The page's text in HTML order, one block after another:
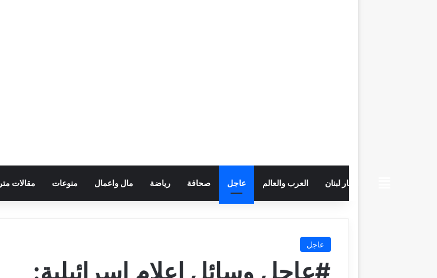
beiruttime
اخبار لبنان العرب والعالم عاجل صحافة رياضة مال واعمال منوعات مقالات
عاجل
#عاجل وسائل إعلام إسرائيلية: